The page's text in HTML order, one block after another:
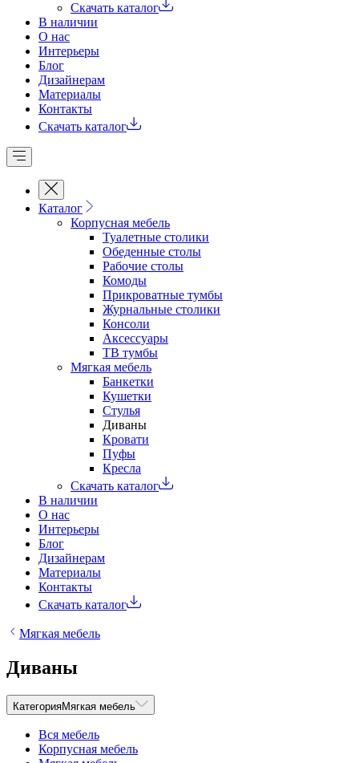
Скачать каталог
В наличии
О нас
Интерьеры
Блог
Дизайнерам
Материалы
Контакты
Скачать каталог
Каталог
Корпусная мебель
Туалетные столики
Обеденные cтолы
Рабочие столы
Комоды
Прикроватные тумбы
Журнальные столики
Консоли
Аксессуары
ТВ тумбы
Мягкая мебель
Банкетки
Кушетки
Стулья
Диваны
Кровати
Пуфы
Кресла
Скачать каталог
В наличии
О нас
Интерьеры
Блог
Дизайнерам
Материалы
Контакты
Скачать каталог
Мягкая мебель
Диваны
КатегорияМягкая мебель
Вся мебель
Корпусная мебель